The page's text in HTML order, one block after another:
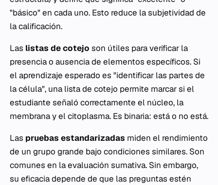
"básico" en cada uno. Esto reduce la subjetividad de
la calificación.
Las listas de cotejo son útiles para verificar la
presencia o ausencia de elementos específicos. Si
el aprendizaje esperado es "identificar las partes de
la célula", una lista de cotejo permite marcar si el
estudiante señaló correctamente el núcleo, la
membrana y el citoplasma. Es binaria: está o no está.
Las pruebas estandarizadas miden el rendimiento
de un grupo grande bajo condiciones similares. Son
comunes en la evaluación sumativa. Sin embargo,
su eficacia depende de que las preguntas estén